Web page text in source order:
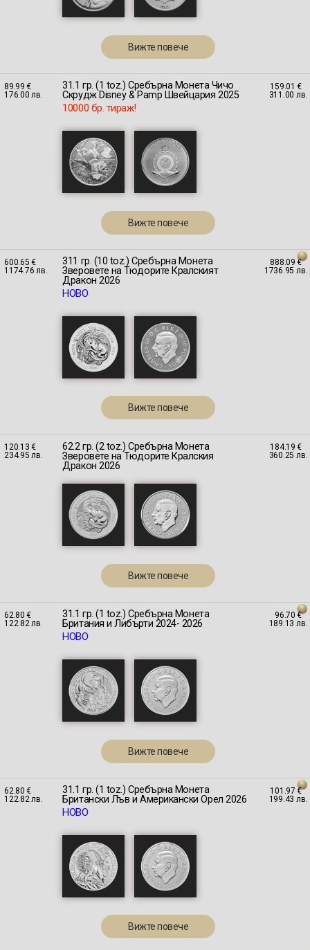
Вижте повече
89.99 €
176.00 лв.
31.1 гр. (1 toz.) Сребърна Монета Чичо
Скрудж Disney & Pamp Швейцария 2025
10000 бр. тираж!
Вижте повече
159.01 €
311.00 лв.
600.65 €
1174.76 лв.
311 гр. (10 toz.) Сребърна Монета
Зверовете на Тюдорите Кралският
Дракон 2026
НОВО
Вижте повече
888.09 €
1736.95 лв.
120.13 €
234.95 лв.
62.2 гр. (2 toz.) Сребърна Монета
Зверовете на Тюдорите Кралския
Дракон 2026
Вижте повече
184.19 €
360.25 лв.
62.80 €
122.82 лв.
31.1 гр. (1 toz.) Сребърна Монета
Британия и Либърти 2024- 2026
НОВО
Вижте повече
96.70 €
189.13 лв.
62.80 €
122.82 лв.
31.1 гр. (1 toz.) Сребърна Монета
Британски Лъв и Американски Орел 2026
НОВО
Вижте повече
101.97 €
199.43 лв.